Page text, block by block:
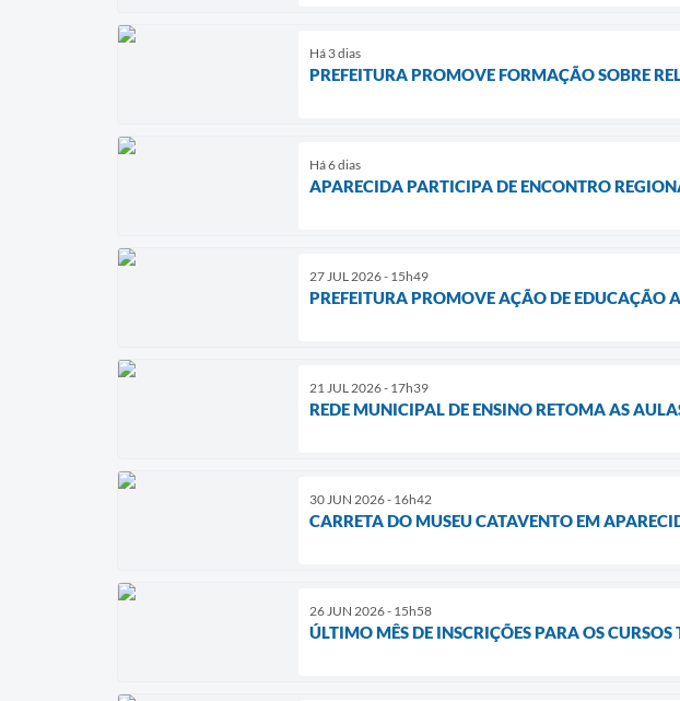
Há 3 dias
PREFEITURA PROMOVE FORMAÇÃO SOBRE
Há 6 dias
APARECIDA PARTICIPA DE ENCONTRO
27 JUL 2026 - 15h49
PREFEITURA PROMOVE AÇÃO DE EDUCAÇÃO
21 JUL 2026 - 17h39
REDE MUNICIPAL DE ENSINO RETOMA AS
30 JUN 2026 - 16h42
CARRETA DO MUSEU CATAVENTO EM
26 JUN 2026 - 15h58
ÚLTIMO MÊS DE INSCRIÇÕES PARA OS